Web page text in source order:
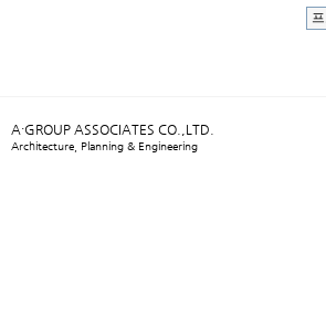
A·GROUP ASSOCIATES CO.,LTD.
Architecture, Planning & Engineering